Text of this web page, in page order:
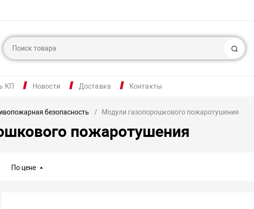
Поиск
КП Новости Доставка Контакты
безопасность Модули газопорошкового пожаротушения
пожаротушения
По цене